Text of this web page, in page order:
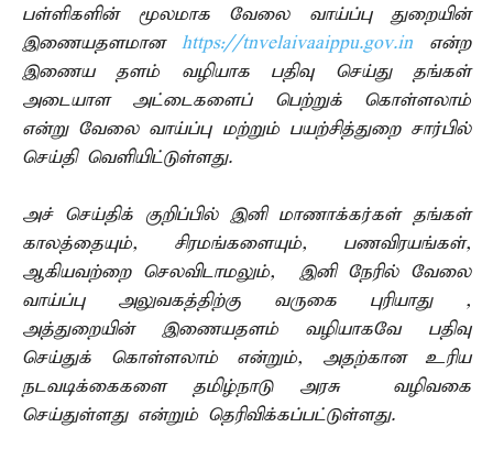
பள்ளிகளின் மூலமாக வேலை வாய்ப்பு துறையின்
இணையதளமான https://tnvelaivaaippu.gov.in என்ற
இணைய தளம் வழியாக பதிவு செய்து தங்கள்
அடையாள அட்டைகளைப் பெற்றுக் கொள்ளலாம்
என்று வேலை வாய்ப்பு மற்றும் பயற்சித்துறை சார்பில்
செய்தி வெளியிட்டுள்ளது.
அச் செய்திக் குறிப்பில் இனி மாணாக்கர்கள் தங்கள்
காலத்தையும், சிரமங்களையும், பணவிரயங்கள்,
ஆகியவற்றை செலவிடாமலும், இனி நேரில் வேலை
வாய்ப்பு அலுவகத்திற்கு வருகை புரியாது ,
அத்துறையின் இணையதளம் வழியாகவே பதிவு
செய்துக் கொள்ளலாம் என்றும், அதற்கான உரிய
நடவடிக்கைகளை தமிழ்நாடு அரசு வழிவகை
செய்துள்ளது என்றும் தெரிவிக்கப்பட்டுள்ளது.